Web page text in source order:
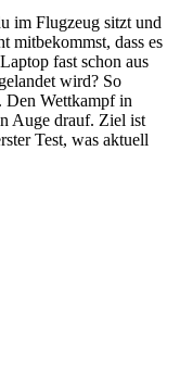
im Flugzeug sitzt und
mitbekommst, dass es
fast schon aus
wird? So
Den Wettkampf in
Auge drauf. Ziel ist
Test, was aktuell